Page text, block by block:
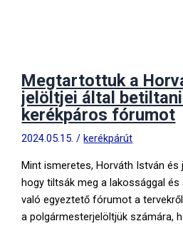
Megtartottuk a
jelöltjei által
kerékpáros fórumot
2024.05.15./ kerékpárút
Mint ismeretes, Horváth István és
hogy tiltsák meg a lakossággal
való egyeztető fórumot a
a polgármesterjelöltjük számára,